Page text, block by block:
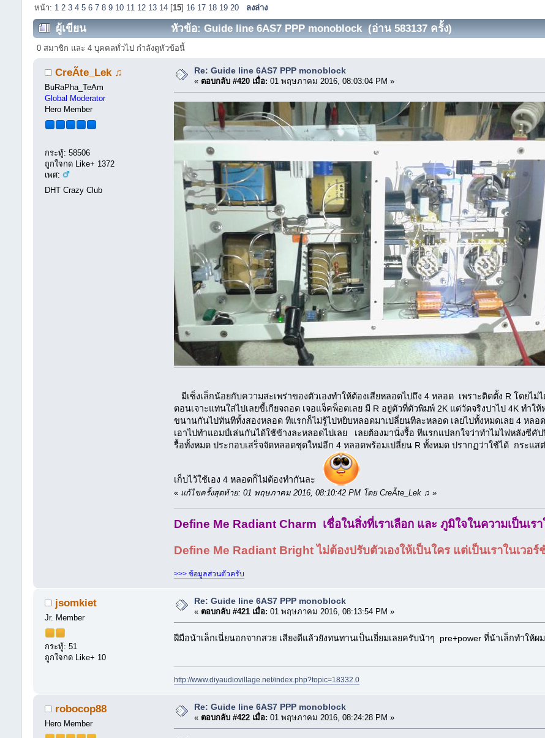
หน้า: 1 2 3 4 5 6 7 8 9 10 11 12 13 14 [15] 16 17 18 19 20 ลงล่าง
ผู้เขียน หัวข้อ: Guide line 6AS7 PPP monoblock (อ่าน 583137 ครั้ง)
0 สมาชิก และ 4 บุคคลทั่วไป กำลังดูหัวข้อนี้
CreÃte_Lek ♫
BuRaPha_TeAm
Global Moderator
Hero Member
กระทู้: 58506
ถูกใจกด Like+ 1372
เพศ:
DHT Crazy Club
Re: Guide line 6AS7 PPP monoblock
« ตอบกลับ #420 เมื่อ: 01 พฤษภาคม 2016, 08:03:04 PM »
มีเซ็งเล็กน้อยกับความสะเพร่าของตัวเองทำให้ต้องเสียหลอดไปถึง 4 หลอด เพราะติดตั้ง R โดยไ
ตอนเจาะแท่นใส่ไปเลยขี้เกียจถอด เจอแจ็คพ็อตเลย มี R อยู่ตัวที่ตัวพิมพ์ 2K แต่วัดจริงปาไป 4K ทำ
ขนานกันไปทันทีทั้งสองหลอด ทีแรกก็ไม่รู้ไปหยิบหลอดมาเปลี่ยนทีละหลอด เลยไปทั้งหมดเลย 4 หล
เอาไปทำแอมป์เล่นกันได้ใช้ข้างละหลอดไปเลย เลยต้องมานั่งรื้อ ทีแรกแปลกใจว่าทำไมไฟหลังซีคั
รื้อทั้งหมด ประกอบเสร็จจัดหลอดชุดใหม่อีก 4 หลอดพร้อมเปลี่ยน R ทั้งหมด ปรากฏว่าใช้ได้ กระแส
เก็บไว้ใช้เอง 4 หลอดก็ไม่ต้องทำกันละ
« แก้ไขครั้งสุดท้าย: 01 พฤษภาคม 2016, 08:10:42 PM โดย CreÃte_Lek ♫ »
Define Me Radiant Charm เชื่อในสิ่งที่เราเลือก และ ภูมิใจในความเป็นเร
Define Me Radiant Bright ไม่ต้องปรับตัวเองให้เป็นใคร แต่เป็นเราในเวอ
>>> ข้อมูลส่วนตัวครับ
jsomkiet
Jr. Member
กระทู้: 51
ถูกใจกด Like+ 10
Re: Guide line 6AS7 PPP monoblock
« ตอบกลับ #421 เมื่อ: 01 พฤษภาคม 2016, 08:13:54 PM »
ฝีมือน้าเล็กเนี่ยนอกจากสวย เสียงดีแล้วยังทนทานเป็นเยี่ยมเลยครับน้าๆ pre+power ที่น้าเล็กทำให้
http://www.diyaudiovillage.net/index.php?topic=18332.0
robocop88
Hero Member
Re: Guide line 6AS7 PPP monoblock
« ตอบกลับ #422 เมื่อ: 01 พฤษภาคม 2016, 08:24:28 PM »